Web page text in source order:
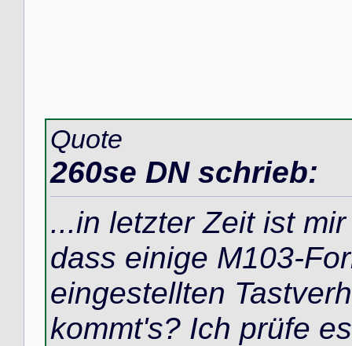
Quote
260se DN schrieb:
...in letzter Zeit ist
dass einige M103-
eingestellten
kommt's? Ich prüfe